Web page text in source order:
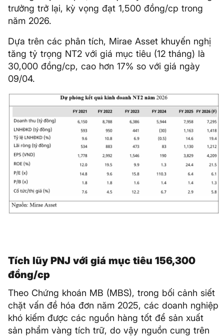
trưởng trở lại, kỳ vọng đạt 1,500 đồng/cp trong
năm 2026.
Dựa trên các phân tích, Mirae Asset khuyến nghị
tăng tỷ trọng NT2 với giá mục tiêu (12 tháng) là
30,000 đồng/cp, cao hơn 17% so với giá ngày
09/04.
Tích lũy PNJ với giá mục tiêu 156,300
đồng/cp
Theo Chứng khoán MB (MBS), trong bối cảnh siết
chặt vấn đề hóa đơn năm 2025, các doanh nghiệp
khó kiếm được các nguồn hàng tốt để sản xuất
sản phẩm vàng tích trữ, do vậy nguồn cung trên